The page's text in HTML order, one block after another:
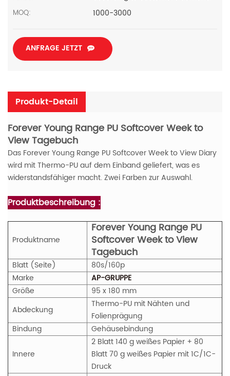
MOQ: 1000-3000
ANFRAGE JETZT
Produkt-Detail
Forever Young Range PU Softcover Week to
View Tagebuch
Das Forever Young Range PU Softcover Week to View Diary
wird mit Thermo-PU auf dem Einband geliefert, was es
widerstandsfähiger macht. Zwei Farben zur Auswahl.
Produktbeschreibung :
Produktname
Forever Young Range PU
Softcover Week to View
Tagebuch
Blatt (Seite)
80s/160p
Marke
AP-GRUPPE
Größe
95 x 180 mm
Abdeckung
Thermo-PU mit Nähten und
Folienprägung
Bindung
Gehäusebindung
Innere
2 Blatt 140 g weißes Papier + 80
Blatt 70 g weißes Papier mit 1C/1C-
Druck